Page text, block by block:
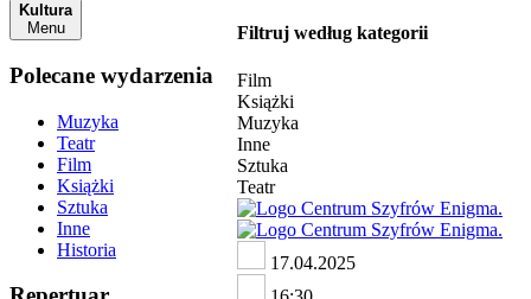
Kultura
Menu
Polecane wydarzenia
Muzyka
Teatr
Film
Książki
Sztuka
Inne
Historia
Filtruj według kategorii
Film
Książki
Muzyka
Inne
Sztuka
Teatr
17.04.2025